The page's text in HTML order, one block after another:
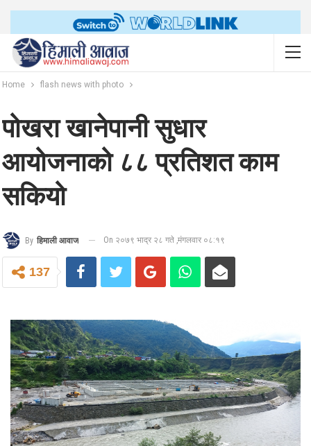
Home flash news with photo
पोखरा खानेपानी सुधार
आयोजनाको ८८ प्रतिशत काम
सकियो
By हिमाली आवाज On २०७९ भाद्र २८ गते ,मंगलवार ०८:१९
137